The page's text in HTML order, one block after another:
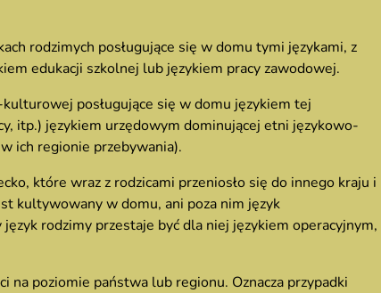
rodzimych posługujące się w domu tymi językami, z
edukacji szkolnej lub językiem pracy zawodowej.
posługujące się w domu językiem tej
itp.) językiem urzędowym dominującej etni językowo-
ich regionie przebywania).
które wraz z rodzicami przeniosło się do innego kraju i
kultywowany w domu, ani poza nim język
rodzimy przestaje być dla niej językiem operacyjnym,
na poziomie państwa lub regionu. Oznacza przypadki